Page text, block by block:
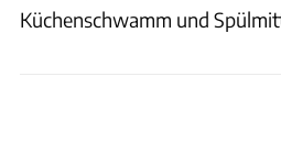
Küchenschwamm und